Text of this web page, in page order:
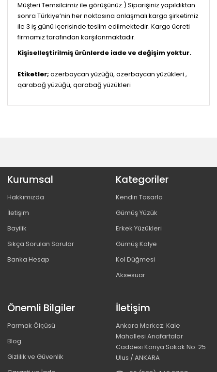
Müşteri Temsilcimiz ile görüşünüz.) Siparişiniz yapıldıktan
sonra Türkiye’nin her noktasına anlaşmalı kargo şirketimiz
ile 3 iş günü içerisinde teslim edilmektedir. Kargo ücreti
firmamız tarafından karşılanmaktadır.
Kişiselleştirilmiş ürünlerde iade ve değişim yoktur.
Etiketler;azerbaycan yüzüğü, azerbaycan yüzükleri ,
qarabağ yüzüğü, qarabağ yüzükleri
Kurumsal
Hakkımızda
İletişim
Bayilik
Sıkça Sorulan Sorular
Banka Hesap
Kategoriler
Kendin Tasarla
Gümüş Yüzük
Erkek Yüzükleri
Gümüş Kolye
Kol Düğmesi
Aksesuar
Önemli Bilgiler
Parmak Ölçüsü
Blog
Gizlilik ve Güvenlik
İletişim
Ankara Merkez: Kale
Mahallesi Anafartalar
Caddesi Konya Sokak No: 25
Ulus / ANKARA